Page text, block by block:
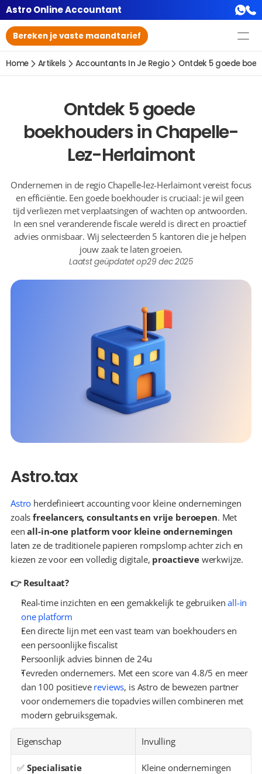
Astro Online Accountant
Bereken je vaste maandtarief
Home Artikels Accountants In Je Regio Ontdek 5 goede
Ontdek 5 goede
boekhouders in Chapelle-
Lez-Herlaimont
Ondernemen in de regio Chapelle-lez-Herlaimont vereist focus
en efficiëntie. Een goede boekhouder is cruciaal: je wil geen
tijd verliezen met verplaatsingen of wachten op antwoorden.
In een snel veranderende fiscale wereld is direct en proactief
advies onmisbaar. Wij selecteerden 5 kantoren die je helpen
jouw zaak te laten groeien.
Laatst geüpdatet op29 dec 2025
Astro.tax
Astro herdefinieert accounting voor kleine ondernemingen
zoals freelancers, consultants en vrije beroepen. Met
een all-in-one platform voor kleine ondernemingen
laten ze de traditionele papieren rompslomp achter zich en
kiezen ze voor een volledig digitale, proactieve werkwijze.
👉 Resultaat?
Real-time inzichten en een gemakkelijk te gebruiken all-in
one platform
Een directe lijn met een vast team van boekhouders en
een persoonlijke fiscalist
Persoonlijk advies binnen de 24u
Tevreden ondernemers. Met een score van 4.8/5 en meer
dan 100 positieve reviews, is Astro de bewezen partner
voor ondernemers die topadvies willen combineren met
modern gebruiksgemak.
Eigenschap Invulling
✅ Specialisatie Kleine ondernemingen